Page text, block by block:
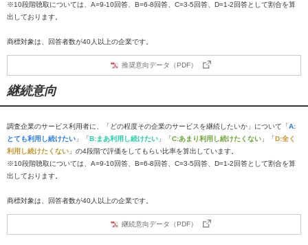
※10段階聴取については、A=9-10回答、B=6-8回答、C=3-5回答、D=1-2回答として割合を算
出しております。
商標対象は、回答者数が40人以上の企業です。
推奨意向データ（PDF）
継続意向
調査企業のサービス利用者に、「どの程度その企業のサービスを継続したいか」について「A:
とても利用し続けたい 」「B:まあ利用し続けたい 」「C:あまり利用し続けたくない 」「D:全く
利用し続けたくない 」の4段階で評価をしてもらい比率を算出しています。
※10段階聴取については、A=9-10回答、B=6-8回答、C=3-5回答、D=1-2回答として割合を算
出しております。
商標対象は、回答者数が40人以上の企業です。
継続意向データ（PDF）